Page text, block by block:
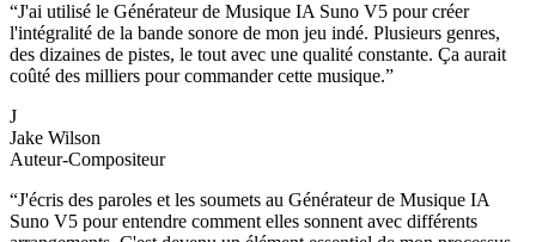
“J'ai utilisé le Générateur de Musique IA Suno V5 pour créer
l'intégralité de la bande sonore de mon jeu indé. Plusieurs genres,
des dizaines de pistes, le tout avec une qualité constante. Ça aurait
coûté des milliers pour commander cette musique.”
J
Jake Wilson
Auteur-Compositeur
“J'écris des paroles et les soumets au Générateur de Musique IA
Suno V5 pour entendre comment elles sonnent avec différents